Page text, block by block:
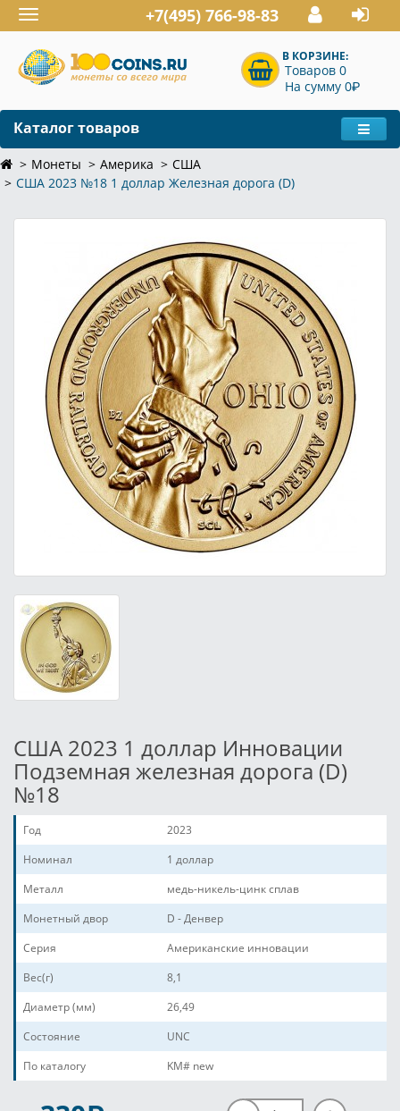
Toggle
navigation
+7(495) 766-98-83
В КОРЗИНЕ:
Товаров 0
На сумму 0P
Каталог товаров
Монеты Америка
США
США 2023 №18 1 доллар Железная дорога (D)
США 2023 1 доллар Инновации
Подземная железная дорога (D)
№18
Год
2023
Номинал
1 доллар
Металл
медь-никель-цинк сплав
Монетный двор
D - Денвер
Серия
Американские инновации
Вес(г)
8,1
Диаметр (мм)
26,49
Состояние
UNC
По каталогу
KM# new